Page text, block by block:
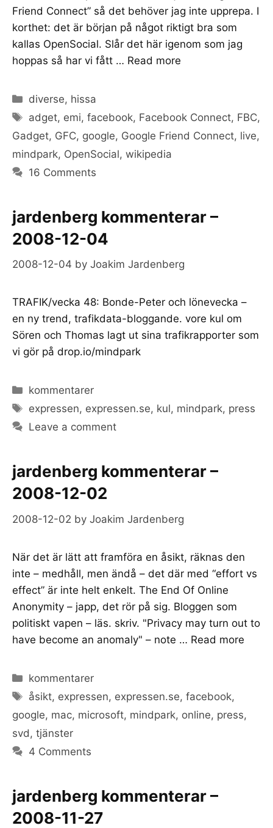
Friend Connect” så det behöver jag inte upprepa. I
korthet: det är början på något riktigt bra som
kallas OpenSocial. Slår det här igenom som jag
hoppas så har vi fått … Read more
Categories
diverse, hissa
Tags
adget, emi,facebook, Facebook Connect, FBC,
Gadget, GFC, google, Google Friend Connect, live,
mindpark, OpenSocial, wikipedia
16 Comments
jardenberg kommenterar –
2008-12-04
2008-12-04 by Joakim Jardenberg
TRAFIK/vecka 48: Bonde-Peter och lönevecka –
en ny trend, trafikdata-bloggande. vore kul om
Sören och Thomas lagt ut sina trafikrapporter som
vi gör på drop.io/mindpark
Categories
kommentarer
Tags
expressen, expressen.se, kul, mindpark, press
Leave a comment
jardenberg kommenterar –
2008-12-02
2008-12-02 by Joakim Jardenberg
När det är lätt att framföra en åsikt, räknas den
inte – medhåll, men ändå – det där med “effort vs
effect” är inte helt enkelt. The End Of Online
Anonymity – japp, det rör på sig. Bloggen som
politiskt vapen – läs. skriv. "Privacy may turn out to
have become an anomaly" – note … Read more
Categories
kommentarer
Tags
åsikt, expressen, expressen.se,facebook,
google, mac, microsoft, mindpark, online, press,
svd , tjänster
4 Comments
jardenberg kommenterar –
2008-11-27